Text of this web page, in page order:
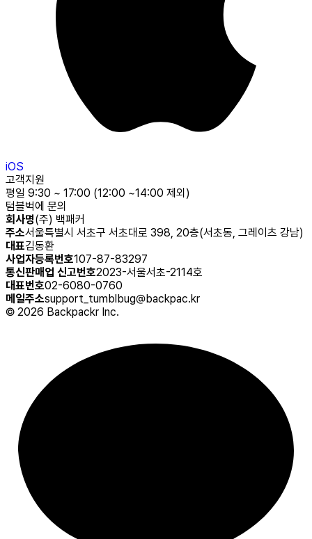
iOS
고객지원
평일 9:30 ~ 17:00 (12:00 ~14:00 제외)
텀블벅에 문의
회사명(주) 백패커
주소서울특별시 서초구 서초대로 398, 20층(서초동, 그레이츠 강남)
대표김동환
사업자등록번호107-87-83297
통신판매업 신고번호2023-서울서초-2114호
대표번호02-6080-0760
메일주소support_tumblbug@backpac.kr
© 2026 Backpackr Inc.